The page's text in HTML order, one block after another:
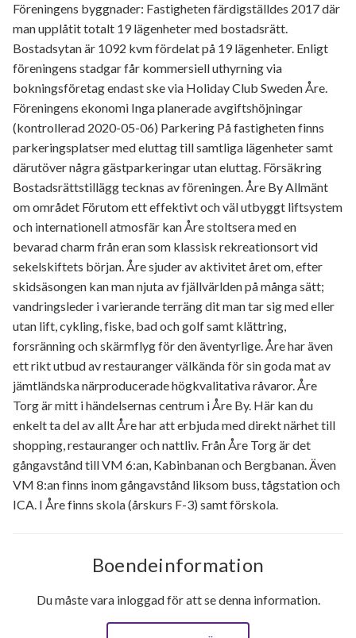
Föreningens byggnader: Fastigheten färdigställdes 2017 där
man upplåtit totalt 19 lägenheter med bostadsrätt.
Bostadsytan är 1092 kvm fördelat på 19 lägenheter. Enligt
föreningens stadgar får kommersiell uthyrning via
bokningsföretag endast ske via Holiday Club Sweden Åre.
Föreningens ekonomi Inga planerade avgiftshöjningar
(kontrollerad 2020-05-06) Parkering På fastigheten finns
parkeringsplatser med eluttag till samtliga lägenheter samt
därutöver några gästparkeringar utan eluttag. Försäkring
Bostadsrättstillägg tecknas av föreningen. Åre By Allmänt
om området Förutom ett effektivt och väl utbyggt liftsystem
och internationell atmosfär kan Åre stoltsera med en
bevarad charm från eran som klassisk rekreationsort vid
sekelskiftets början. Åre sjuder av aktivitet året om, efter
skidsäsongen kan man njuta av fjällvärlden på många sätt;
vandringsleder i varierande terräng dit man tar sig med eller
utan lift, cykling, fiske, bad och golf samt klättring,
forsränning och skärmflyg för den äventyrlige. Åre har även
ett rikt utbud av restauranger välkända för sin goda mat av
jämtländska närproducerade högkvalitativa råvaror. Åre
Torg är mitt i händelsernas centrum i Åre By. Här kan du
enkelt ta del av allt Åre har att erbjuda med direkt närhet till
shopping, restauranger och nattliv. Från Åre Torg är det
gångavstånd till VM 6:an, Kabinbanan och Bergbanan. Även
VM 8:an finns inom gångavstånd liksom buss, tågstation och
ICA. I Åre finns skola (årskurs F-3) samt förskola.
Boendeinformation
Du måste vara inloggad för att se denna information.